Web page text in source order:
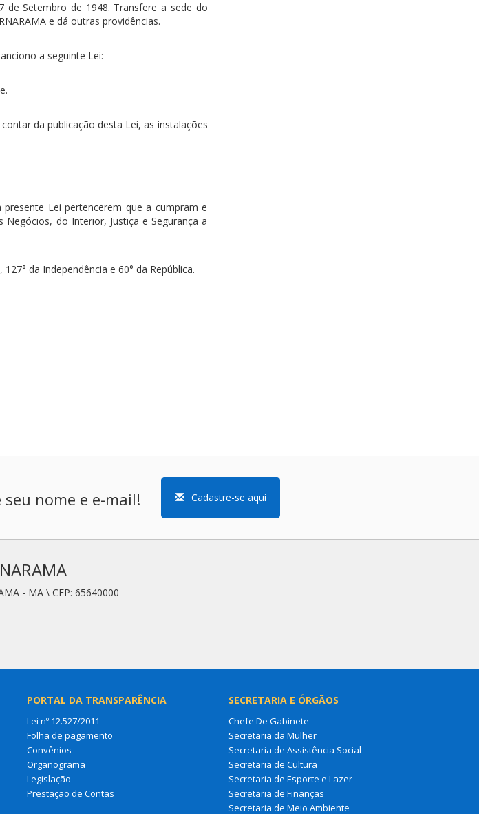
de Setembro de 1948. Transfere a sede do
e dá outras providências.
a seguinte Lei:
da publicação desta Lei, as instalações
Lei pertencerem que a cumpram e
do Interior, Justiça e Segurança a
da Independência e 60° da República.
seu nome e e-mail! Cadastre-se aqui
- MA \ CEP: 65640000
PORTAL DA TRANSPARÊNCIA
Lei nº 12.527/2011
Folha de pagamento
Convênios
Organograma
Legislação
Prestação de Contas
SECRETARIA E ÓRGÃOS
Chefe De Gabinete
Secretaria da Mulher
Secretaria de Assistência Social
Secretaria de Cultura
Secretaria de Esporte e Lazer
Secretaria de Finanças
Secretaria de Meio Ambiente